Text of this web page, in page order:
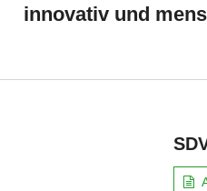
innovativ und